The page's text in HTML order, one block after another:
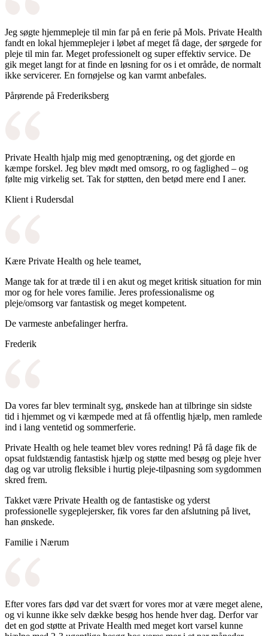
Jeg søgte hjemmepleje til min far på en ferie på Mols. Private Health
fandt en lokal hjemmeplejer i løbet af meget få dage, der sørgede for
pleje til min far. Meget professionelt og super effektiv service. De
gik meget langt for at finde en løsning for os i et område, de normalt
ikke servicerer. En fornøjelse og kan varmt anbefales.
Pårørende på Frederiksberg
Private Health hjalp mig med genoptræning, og det gjorde en
kæmpe forskel. Jeg blev mødt med omsorg, ro og faglighed – og
følte mig virkelig set. Tak for støtten, den betød mere end I aner.
Klient i Rudersdal
Kære Private Health og hele teamet,
Mange tak for at træde til i en akut og meget kritisk situation for min
mor og for hele vores familie. Jeres professionalisme og
pleje/omsorg var fantastisk og meget kompetent.
De varmeste anbefalinger herfra.
Frederik
Da vores far blev terminalt syg, ønskede han at tilbringe sin sidste
tid i hjemmet og vi kæmpede med at få offentlig hjælp, men ramlede
ind i lang ventetid og sommerferie.
Private Health og hele teamet blev vores redning! På få dage fik de
opsat fuldstændig fantastisk hjælp og støtte med besøg og pleje hver
dag og var utrolig fleksible i hurtig pleje-tilpasning som sygdommen
skred frem.
Takket være Private Health og de fantastiske og yderst
professionelle sygeplejersker, fik vores far den afslutning på livet,
han ønskede.
Familie i Nærum
Efter vores fars død var det svært for vores mor at være meget alene,
og vi kunne ikke selv dække besøg hos hende hver dag. Derfor var
det en god støtte at Private Health med meget kort varsel kunne